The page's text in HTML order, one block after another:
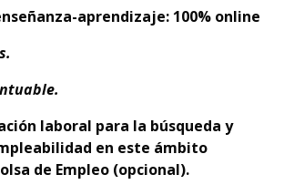
aprendizaje: 100% online
laboral para la búsqueda y
en este ámbito
de Empleo (opcional).